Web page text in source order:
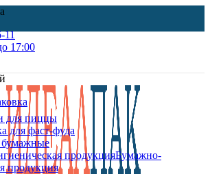
11
17:00
для пиццы
для фаст-фуда
Бумажно-
продукция